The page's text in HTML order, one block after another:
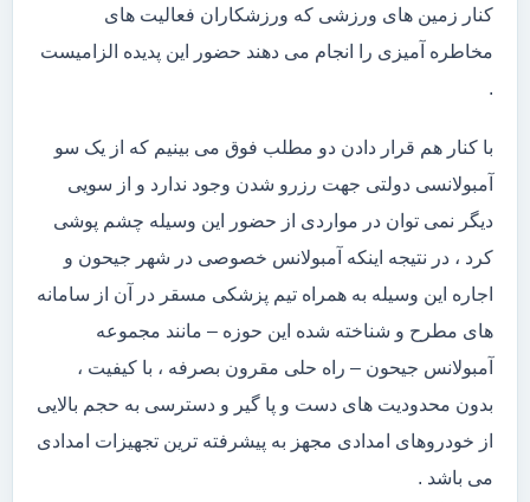
کنار زمین های ورزشی که ورزشکاران فعالیت های
مخاطره آمیزی را انجام می دهند حضور این پدیده الزامیست
.
با کنار هم قرار دادن دو مطلب فوق می بینیم که از یک سو
آمبولانسی دولتی جهت رزرو شدن وجود ندارد و از سویی
دیگر نمی توان در مواردی از حضور این وسیله چشم پوشی
کرد ، در نتیجه اینکه آمبولانس خصوصی در شهر جیحون و
اجاره این وسیله به همراه تیم پزشکی مسقر در آن از سامانه
های مطرح و شناخته شده این حوزه – مانند مجموعه
آمبولانس جیحون – راه حلی مقرون بصرفه ، با کیفیت ،
بدون محدودیت های دست و پا گیر و دسترسی به حجم بالایی
از خودروهای امدادی مجهز به پیشرفته ترین تجهیزات امدادی
می باشد .